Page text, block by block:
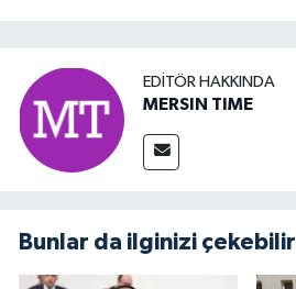
EDITÖR HAKKINDA
MERSIN TIME
Bunlar da ilginizi çekebilir